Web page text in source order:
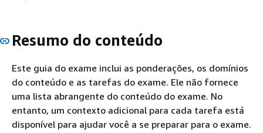
Resumo do conteúdo
Este guia do exame inclui as ponderações, os domínios
do conteúdo e as tarefas do exame. Ele não fornece
uma lista abrangente do conteúdo do exame. No
entanto, um contexto adicional para cada tarefa está
disponível para ajudar você a se preparar para o exame.